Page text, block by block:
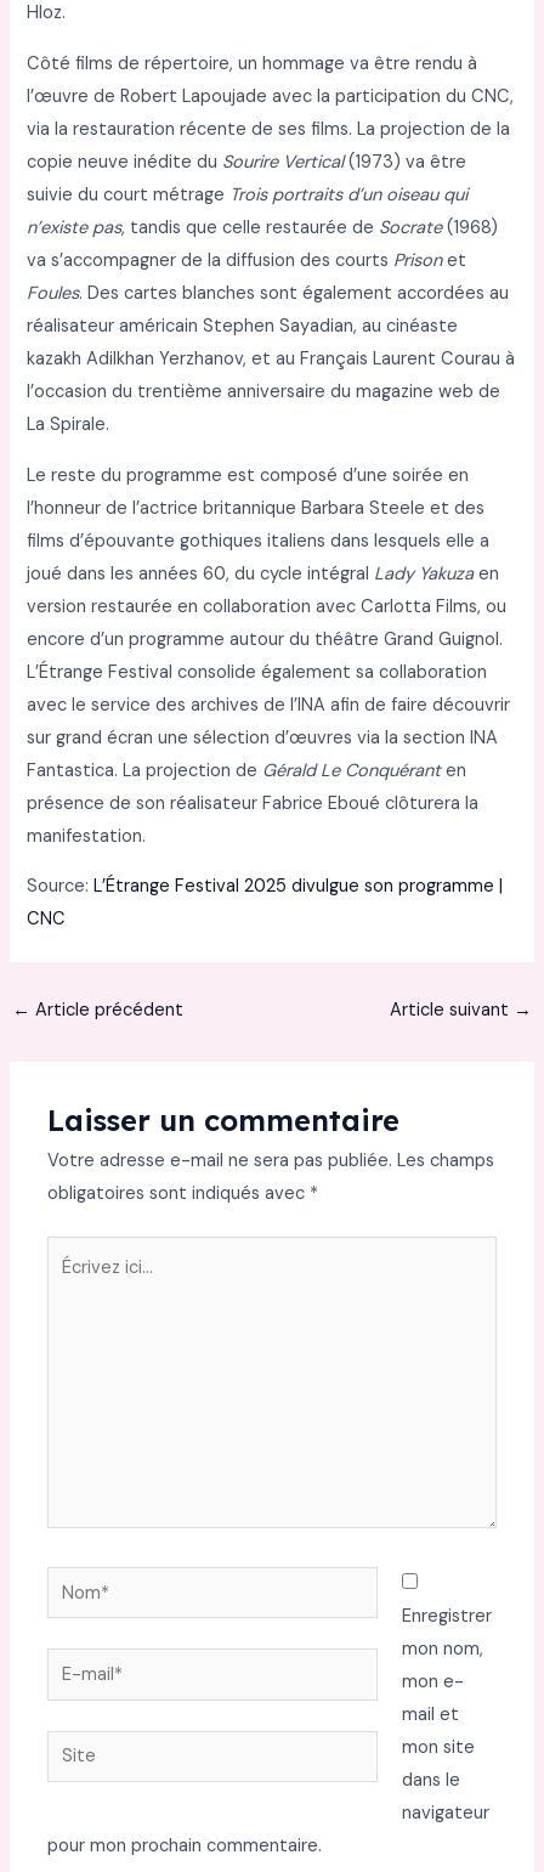
Hloz.
Côté films de répertoire, un hommage va être rendu à
l’œuvre de Robert Lapoujade avec la participation du CNC,
via la restauration récente de ses films. La projection de la
copie neuve inédite du Sourire Vertical(1973) va être
suivie du court métrage Trois portraits d’un oiseau qui
n’existe pas, tandis que celle restaurée de Socrate(1968)
va s’accompagner de la diffusion des courts Prisonet
Foules. Des cartes blanches sont également accordées au
réalisateur américain Stephen Sayadian, au cinéaste
kazakh Adilkhan Yerzhanov, et au Français Laurent Courau à
l’occasion du trentième anniversaire du magazine web de
La Spirale.
Le reste du programme est composé d’une soirée en
l’honneur de l’actrice britannique Barbara Steele et des
films d’épouvante gothiques italiens dans lesquels elle a
joué dans les années 60, du cycle intégral Lady Yakuzaen
version restaurée en collaboration avec Carlotta Films, ou
encore d’un programme autour du théâtre Grand Guignol.
L’Étrange Festival consolide également sa collaboration
avec le service des archives de l’INA afin de faire découvrir
sur grand écran une sélection d’œuvres via la section INA
Fantastica. La projection de Gérald Le Conquéranten
présence de son réalisateur Fabrice Eboué clôturera la
manifestation.
Source:L’Étrange Festival 2025 divulgue son programme |
CNC
← Article précédent Article suivant →
Laisser un commentaire
Votre adresse e-mail ne sera pas publiée. Les champs
obligatoires sont indiqués avec *
Écrivez
Nom*
E-
mail*
Site
Enregistrer
mon nom,
mon e-
mail et
mon site
dans le
navigateur
pour mon prochain commentaire.